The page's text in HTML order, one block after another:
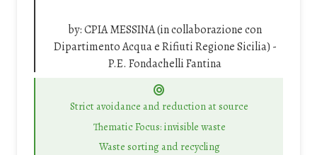
by:CPIA MESSINA (in collaborazione con
Dipartimento Acqua e Rifiuti Regione Sicilia) -
P.E. Fondachelli Fantina
Strict avoidance and reduction at source
Thematic Focus: invisible waste
Waste sorting and recycling